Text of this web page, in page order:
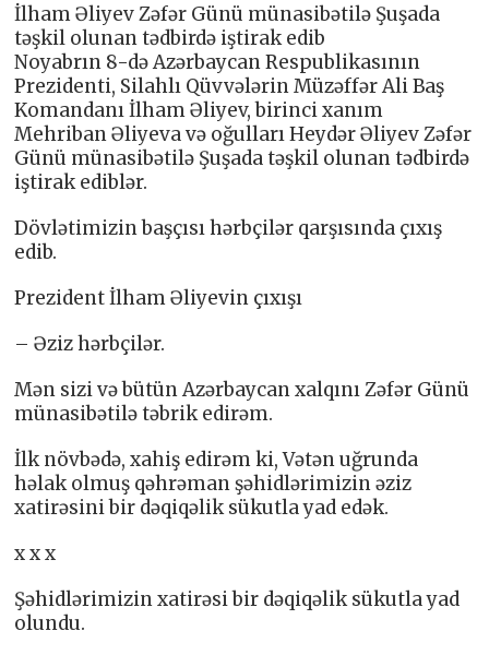
İlham Əliyev Zəfər Günü münasibətilə Şuşada
təşkil olunan tədbirdə iştirak edib
Noyabrın 8-də Azərbaycan Respublikasının
Prezidenti, Silahlı Qüvvələrin Müzəffər Ali Baş
Komandanı İlham Əliyev, birinci xanım
Mehriban Əliyeva və oğulları Heydər Əliyev Zəfər
Günü münasibətilə Şuşada təşkil olunan tədbirdə
iştirak ediblər.
Dövlətimizin başçısı hərbçilər qarşısında çıxış
edib.
Prezident İlham Əliyevin çıxışı
– Əziz hərbçilər.
Mən sizi və bütün Azərbaycan xalqını Zəfər Günü
münasibətilə təbrik edirəm.
İlk növbədə, xahiş edirəm ki, Vətən uğrunda
həlak olmuş qəhrəman şəhidlərimizin əziz
xatirəsini bir dəqiqəlik sükutla yad edək.
x x x
Şəhidlərimizin xatirəsi bir dəqiqəlik sükutla yad
olundu.